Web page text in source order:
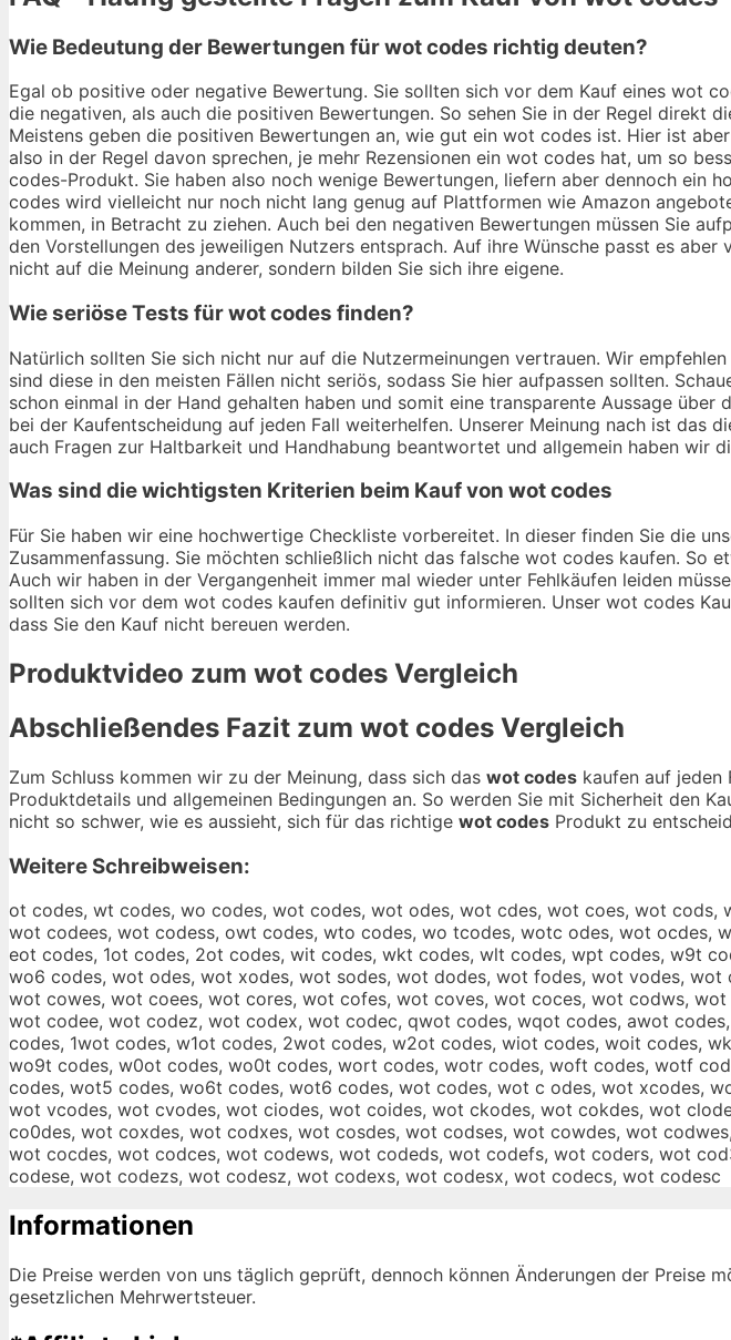
Wie Bedeutung der Bewertungen für wot codes richtig deuten?
Egal ob positive oder negative Bewertung. Sie sollten sich vor dem Kauf eines wot
die negativen, als auch die positiven Bewertungen. So sehen Sie in der Regel direkt
Meistens geben die positiven Bewertungen an, wie gut ein wot codes ist. Hier ist
also in der Regel davon sprechen, je mehr Rezensionen ein wot codes hat, um so
codes-Produkt. Sie haben also noch wenige Bewertungen, liefern aber dennoch ein
codes wird vielleicht nur noch nicht lang genug auf Plattformen wie Amazon
kommen, in Betracht zu ziehen. Auch bei den negativen Bewertungen müssen Sie
den Vorstellungen des jeweiligen Nutzers entsprach. Auf ihre Wünsche passt es
nicht auf die Meinung anderer, sondern bilden Sie sich ihre eigene.
Wie seriöse Tests für wot codes finden?
Natürlich sollten Sie sich nicht nur auf die Nutzermeinungen vertrauen. Wir
sind diese in den meisten Fällen nicht seriös, sodass Sie hier aufpassen sollten.
schon einmal in der Hand gehalten haben und somit eine transparente Aussage
bei der Kaufentscheidung auf jeden Fall weiterhelfen. Unserer Meinung nach ist das
auch Fragen zur Haltbarkeit und Handhabung beantwortet und allgemein haben wir
Was sind die wichtigsten Kriterien beim Kauf von wot codes
Für Sie haben wir eine hochwertige Checkliste vorbereitet. In dieser finden Sie die
Zusammenfassung. Sie möchten schließlich nicht das falsche wot codes kaufen.
Auch wir haben in der Vergangenheit immer mal wieder unter Fehlkäufen leiden
sollten sich vor dem wot codes kaufen definitiv gut informieren. Unser wot codes
dass Sie den Kauf nicht bereuen werden.
Produktvideo zum wot codes Vergleich
Abschließendes Fazit zum wot codes Vergleich
Zum Schluss kommen wir zu der Meinung, dass sich das wot codes kaufen auf jeden
Produktdetails und allgemeinen Bedingungen an. So werden Sie mit Sicherheit den
nicht so schwer, wie es aussieht, sich für das richtige wot codes Produkt zu
Weitere Schreibweisen:
ot codes, wt codes, wo codes, wot codes, wot odes, wot cdes, wot coes, wot
wot codees, wot codess, owt codes, wto codes, wo tcodes, wotc odes, wot
eot codes, 1ot codes, 2ot codes, wit codes, wkt codes, wlt codes, wpt codes, w9t
wo6 codes, wot odes, wot xodes, wot sodes, wot dodes, wot fodes, wot vodes,
wot cowes, wot coees, wot cores, wot cofes, wot coves, wot coces, wot codws,
wot codee, wot codez, wot codex, wot codec, qwot codes, wqot codes, awot
codes, 1wot codes, w1ot codes, 2wot codes, w2ot codes, wiot codes, woit codes,
wo9t codes, w0ot codes, wo0t codes, wort codes, wotr codes, woft codes, wotf
codes, wot5 codes, wo6t codes, wot6 codes, wot codes, wot c odes, wot xcodes,
wot vcodes, wot cvodes, wot ciodes, wot coides, wot ckodes, wot cokdes, wot
co0des, wot coxdes, wot codxes, wot cosdes, wot codses, wot cowdes, wot
wot cocdes, wot codces, wot codews, wot codeds, wot codefs, wot coders, wot
codese, wot codezs, wot codesz, wot codexs, wot codesx, wot codecs, wot codesc
Informationen
Die Preise werden von uns täglich geprüft, dennoch können Änderungen der Preise
gesetzlichen Mehrwertsteuer.